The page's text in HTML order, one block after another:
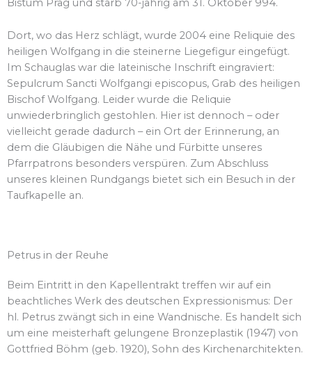
Bistum Prag und starb 70-jährig am 31. Oktober 994.
Dort, wo das Herz schlägt, wurde 2004 eine Reliquie des
heiligen Wolfgang in die steinerne Liegefigur eingefügt.
Im Schauglas war die lateinische Inschrift eingraviert:
Sepulcrum Sancti Wolfgangi episcopus, Grab des heiligen
Bischof Wolfgang. Leider wurde die Reliquie
unwiederbringlich gestohlen. Hier ist dennoch – oder
vielleicht gerade dadurch – ein Ort der Erinnerung, an
dem die Gläubigen die Nähe und Fürbitte unseres
Pfarrpatrons besonders verspüren. Zum Abschluss
unseres kleinen Rundgangs bietet sich ein Besuch in der
Taufkapelle an.
Petrus in der Reuhe
Beim Eintritt in den Kapellentrakt treffen wir auf ein
beachtliches Werk des deutschen Expressionismus: Der
hl. Petrus zwängt sich in eine Wandnische. Es handelt sich
um eine meisterhaft gelungene Bronzeplastik (1947) von
Gottfried Böhm (geb. 1920), Sohn des Kirchenarchitekten.